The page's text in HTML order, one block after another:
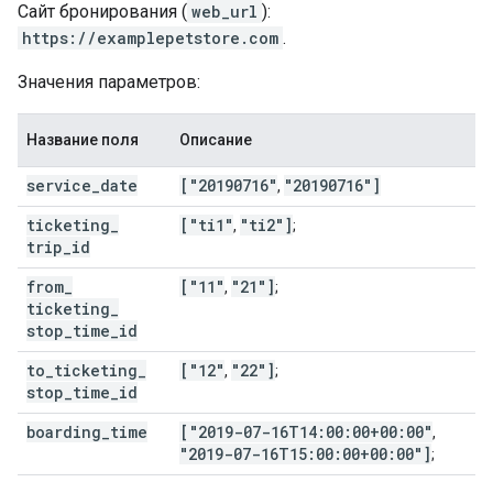
Сайт бронирования ( web_url ):
https://examplepetstore.com .
Значения параметров:
Название поля Описание
service date ["20190716", "20190716"]
ticketing
trip id
["ti1", "ti2"];
from
ticketing
stop time id
["11", "21"];
to ticketing
stop time id
["12", "22"];
boarding time ["2019-07-16T14:00:00+00:00",
"2019-07-16T15:00:00+00:00"];